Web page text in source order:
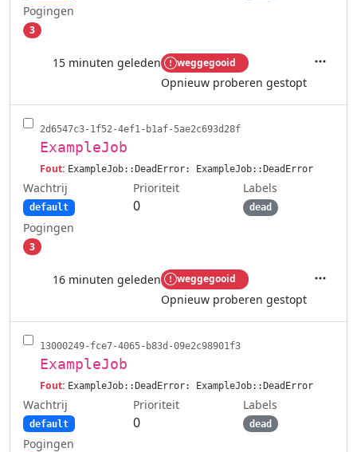
Pogingen
3
15 minuten geleden weggegooid
Opnieuw proberen gestopt
2d6547c3-1f52-4ef1-b1af-5ae2c693d28f
ExampleJob
Fout: ExampleJob::DeadError: ExampleJob::DeadError
Wachtrij
default
Prioriteit
0
Labels
dead
Pogingen
3
16 minuten geleden weggegooid
Opnieuw proberen gestopt
13000249-fce7-4065-b83d-09e2c98901f3
ExampleJob
Fout: ExampleJob::DeadError: ExampleJob::DeadError
Wachtrij
default
Prioriteit
0
Labels
dead
Pogingen